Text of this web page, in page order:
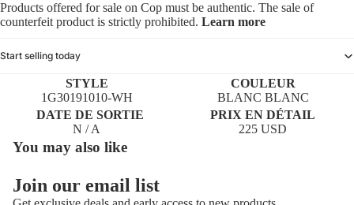
Products offered for sale on Cop must be authentic. The sale of
counterfeit product is strictly prohibited. Learn more
Start selling today
STYLE
1G30191010-WH
COULEUR
BLANC BLANC
DATE DE SORTIE
N / A
PRIX EN DÉTAIL
225 USD
You may also like
Join our email list
Politique de confidentialité